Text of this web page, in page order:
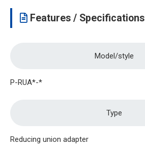
Features / Specifications
Model/style
P-RUA*-*
Type
Reducing union adapter